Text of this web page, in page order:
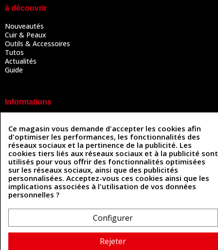
à découvrir
Nouveautés
Cuir & Peaux
Outils & Accessoires
Tutos
Actualités
Guide
Informations
Conditions Générales de Vente
Politique de confidentialité
Politique des cookies
Contactez-nous
Coordonnées
05 63 34 51 88
contact@cuirenstock.com
Ce magasin vous demande d'accepter les cookies afin
d'optimiser les performances, les fonctionnalités des
réseaux sociaux et la pertinence de la publicité. Les
cookies tiers liés aux réseaux sociaux et à la publicité sont
utilisés pour vous offrir des fonctionnalités optimisées
sur les réseaux sociaux, ainsi que des publicités
personnalisées. Acceptez-vous ces cookies ainsi que les
implications associées à l'utilisation de vos données
personnelles ?
Configurer
Rejeter